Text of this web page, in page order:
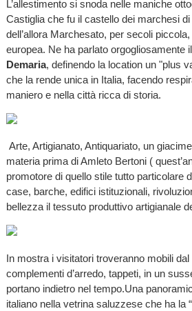
L’allestimento si snoda nelle maniche
Castiglia che fu il castello dei marchesi
dell’allora Marchesato, per secoli
europea. Ne ha parlato orgogliosamente
Demaria, definendo la location un "plus
che la rende unica in Italia, facendo
maniero e nella città ricca di storia.
Arte, Artigianato, Antiquariato, un
materia prima di Amleto Bertoni (
promotore di quello stile tutto particolare
case, barche, edifici istituzionali,
bellezza il tessuto produttivo artigianale
In mostra i visitatori troveranno mobili dal
complementi d’arredo, tappeti, in un
portano indietro nel tempo.Una
italiano nella vetrina saluzzese che ha la